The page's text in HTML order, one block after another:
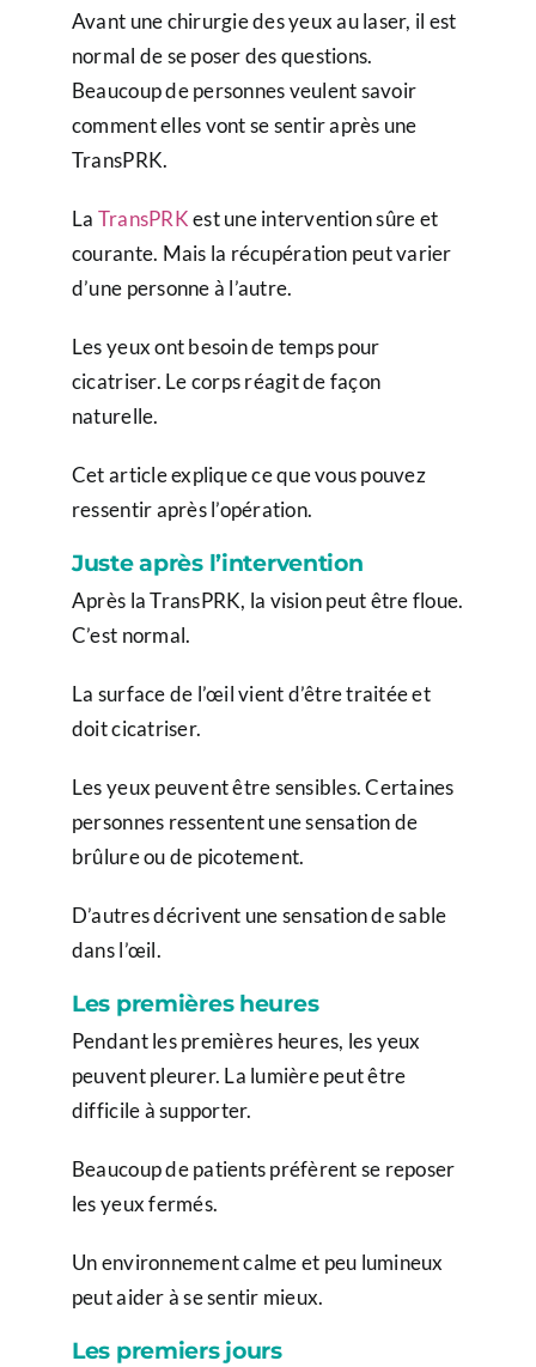
Avant une chirurgie des yeux au laser, il est
normal de se poser des questions.
Beaucoup de personnes veulent savoir
comment elles vont se sentir après une
TransPRK.
La TransPRKest une intervention sûre et
courante. Mais la récupération peut varier
d’une personne à l’autre.
Les yeux ont besoin de temps pour
cicatriser. Le corps réagit de façon
naturelle.
Cet article explique ce que vous pouvez
ressentir après l’opération.
Juste après l’intervention
Après la TransPRK, la vision peut être floue.
C’est normal.
La surface de l’œil vient d’être traitée et
doit cicatriser.
Les yeux peuvent être sensibles. Certaines
personnes ressentent une sensation de
brûlure ou de picotement.
D’autres décrivent une sensation de sable
dans l’œil.
Les premières heures
Pendant les premières heures, les yeux
peuvent pleurer. La lumière peut être
difficile à supporter.
Beaucoup de patients préfèrent se reposer
les yeux fermés.
Un environnement calme et peu lumineux
peut aider à se sentir mieux.
Les premiers jours